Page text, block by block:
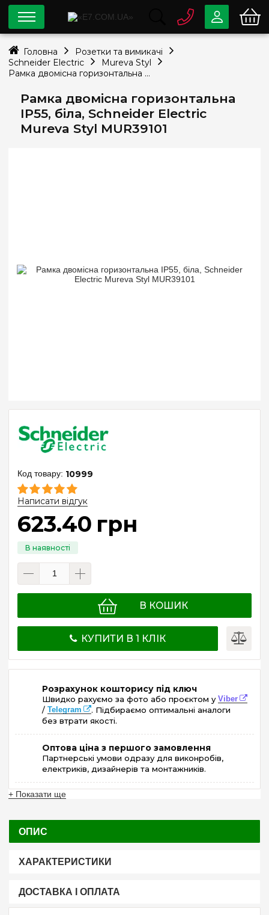
Рамка двомісна горизонтальна
IP55, біла, Schneider Electric
Mureva Styl MUR39101
10999
Написати відгук
623.40 грн
В КОШИК
КУПИТИ В 1 КЛІК
Розрахунок кошторису під ключ
Швидко рахуємо за фото або проєктом у Viber
/ Telegram
. Підбираємо оптимальні аналоги
без втрати якості.
Оптова ціна з першого замовлення
Партнерські умови одразу для виконробів,
електриків, дизайнерів та монтажників.
+ Показати ще
ОПИС
ХАРАКТЕРИСТИКИ
ДОСТАВКА І ОПЛАТА
0 80033-63-07
info@e7.com.ua
Viber Telegram
Головна
Розетки та вимикачі
Schneider Electric
Mureva Styl
Рамка двомісна горизонтальна IP55, біла, Schneider Electric Mureva Styl MUR39101